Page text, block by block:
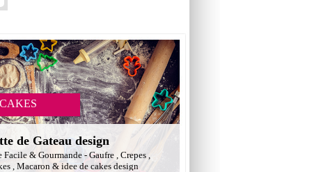
de Gateau design
Facile & Gourmande - Gaufre , Crepes ,
, Macaron & idee de cakes design